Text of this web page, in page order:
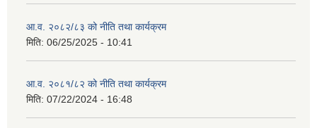
आ.व. २०८२/८३ को नीति तथा कार्यक्रम
मिति: 06/25/2025 - 10:41
आ.व. २०८१/८२ को नीति तथा कार्यक्रम
मिति: 07/22/2024 - 16:48